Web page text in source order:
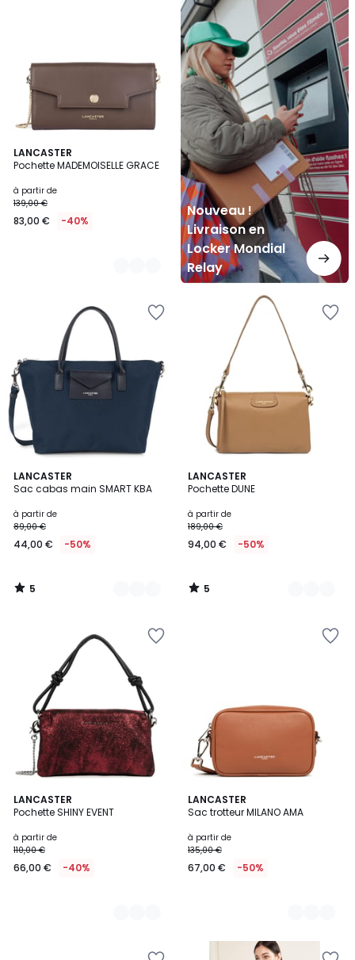
LANCASTER
Pochette MADEMOISELLE GRACE
à partir de
139,00 €
83,00 € -40%
6
Couleurs
Nouveau !
Livraison en
Locker Mondial
Relay
Livraison
en
Locker
Mondial
Relay
LANCASTER
Sac cabas main SMART KBA
à partir de
89,00 €
44,00 € -50%
5
/
10
Couleurs
5
/
LANCASTER
Pochette DUNE
à partir de
189,00 €
94,00 € -50%
5
/
11
Couleurs
5
/
LANCASTER
Pochette SHINY EVENT
à partir de
110,00 €
66,00 € -40%
4
Couleurs
LANCASTER
Sac trotteur MILANO AMA
à partir de
135,00 €
67,00 € -50%
6
Couleurs